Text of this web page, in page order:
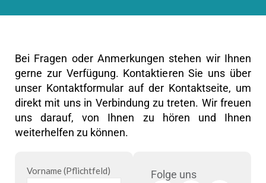
Bei Fragen oder Anmerkungen stehen wir Ihnen
gerne zur Verfügung. Kontaktieren Sie uns über
unser Kontaktformular auf der Kontaktseite, um
direkt mit uns in Verbindung zu treten. Wir freuen
uns darauf, von Ihnen zu hören und Ihnen
weiterhelfen zu können.
Vorname (Pflichtfeld) Folge uns